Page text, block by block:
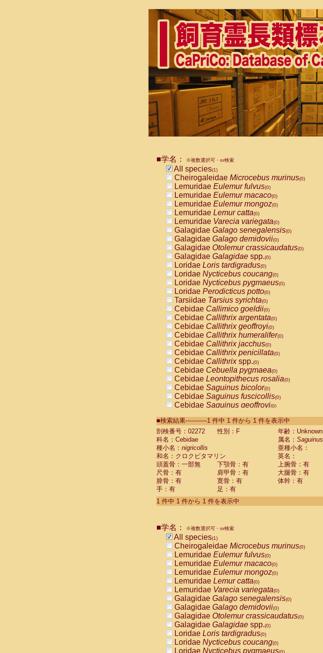
■学名： ※複数選択可・or検索
All species(1)
Cheirogaleidae Microcebus murinus(0)
Lemuridae Eulemur fulvus(0)
Lemuridae Eulemur macaco(0)
Lemuridae Eulemur mongoz(0)
Lemuridae Lemur catta(0)
Lemuridae Varecia variegata(0)
Galagidae Galago senegalensis(0)
Galagidae Galago demidovii(0)
Galagidae Otolemur crassicaudatus(0)
Galagidae Galagidae spp.(0)
Loridae Loris tardigradus(0)
Loridae Nycticebus coucang(0)
Loridae Nycticebus pygmaeus(0)
Loridae Perodicticus potto(0)
Tarsiidae Tarsius syrichta(0)
Cebidae Callimico goeldii(0)
Cebidae Callithrix argentata(0)
Cebidae Callithrix geoffroyi(0)
Cebidae Callithrix humeralifer(0)
Cebidae Callithrix jacchus(0)
Cebidae Callithrix penicillata(0)
Cebidae Callithrixspp.(0)
Cebidae Cebuella pygmaea(0)
Cebidae Leontopithecus rosalia(0)
Cebidae Saguinus bicolor(0)
Cebidae Saguinus fuscicollis(0)
Cebidae Saguinus geoffroyi(0)
CebidaeSaguinus labiatus(0)
Cebidae Saguinus leucopus (0)
Cebidae
CebidaeSaguinus mystax
CebidaeSaguinus nigricollis (1)
Cebidae Saguinus oedipus
Cebidae Saguinus weddelli
Cebidae Saguinusspp.
Cebidae Aotus trivirgatus
Cebidae Cebus albifrons
CebidaeCebus nigrivittatus
CebidaeCebus
CebidaeSaimiri boliviensis(0)
CebidaeSaimiri sciureus(0)
AtelidaeAlouatta caraya(0)
AtelidaeAlouatta fusca(0)
AtelidaeAlouatta seniculus
AtelidaeAlouattaspp.(0)
AtelidaeAteles belzebuth(0)
AtelidaeAteles geoffroyi(0)
AtelidaeAteles paniscus(0)
AtelidaeAtelesspp.(0)
Atelidae Lagothrix lagothricha
AtelidaeLagothrix lagothricha cana
PitheciidaeCacajao calvus rubicundus
■検索結果-----------1 件中 1 件から 1 件を表示中
剖検番号：02272
性別：F
年齢：Unknown
科名：Cebidae
属名： Saguinus
種小名： nigricollis
亜種小名：
和名：クロクビタマリン
英名：
頭蓋骨：一部無
下顎骨：有 上腕骨：有
尺骨：有
肩甲骨：有 大腿骨：有
腓骨：有
寛骨：有
体幹：有
手：有
足：有
1 件中 1 件から 1 件を表示中
■学名： ※複数選択可・or検索
All species(1)
Cheirogaleidae Microcebus murinus(0)
Lemuridae Eulemur fulvus(0)
Lemuridae Eulemur macaco(0)
Lemuridae Eulemur mongoz(0)
Lemuridae Lemur catta(0)
Lemuridae Varecia variegata(0)
Galagidae Galago senegalensis(0)
Galagidae Galago demidovii(0)
Galagidae Otolemur crassicaudatus(0)
Galagidae Galagidae spp.(0)
Loridae Loris tardigradus(0)
Loridae Nycticebus coucang(0)
Loridae Nycticebus pygmaeus(0)